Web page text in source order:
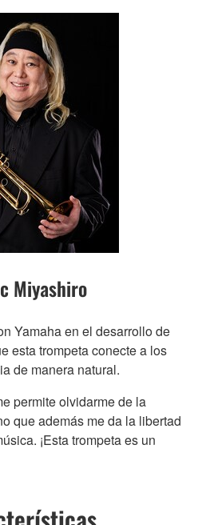
Miyashiro
Yamaha en el desarrollo de
esta trompeta conecte a los
de manera natural.
permite olvidarme de la
que además me da la libertad
¡Esta trompeta es un